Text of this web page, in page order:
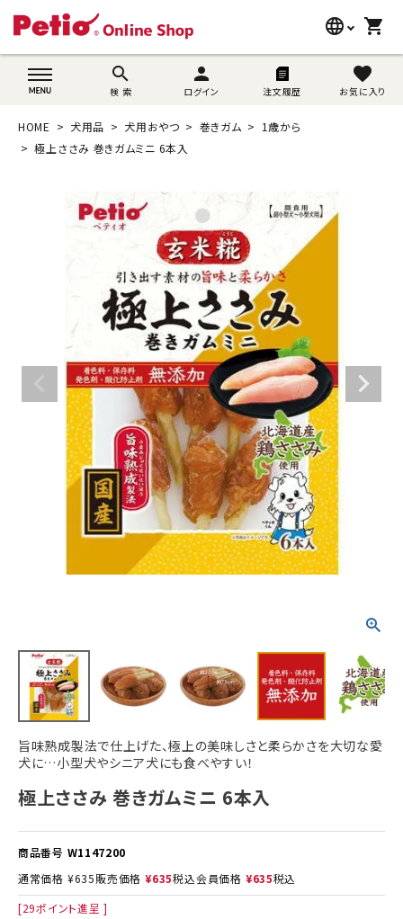
language
wovn-lang-name
shopping_cart
search
検 索
person
ログイン 注文履歴
favorite
お気に入り
search
猫用品
うさぎ用品
ブランド別に探す
目的別に探す
SNS
ご利用案内
ACCOUNT MENU
ようこそ ゲスト 様
ログイン person 新規会員登録
HOME 犬用品 犬用おやつ 巻きガム
1歳から
極上ささみ 巻きガムミニ 6本入
旨味熟成製法で仕上げた、極上の美味しさと柔らかさを大切な愛
犬に…小型犬やシニア犬にも食べやすい！
極上ささみ 巻きガムミニ 6本入
商品番号 W1147200
通常価格 ¥635販売価格 ¥635税込会員価格 ¥635税込
[29ポイント進呈 ]